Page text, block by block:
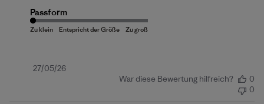
Passform
Veröffentlichungsdatum
27/05/26
War diese Bewertung hilfreich?
0
0